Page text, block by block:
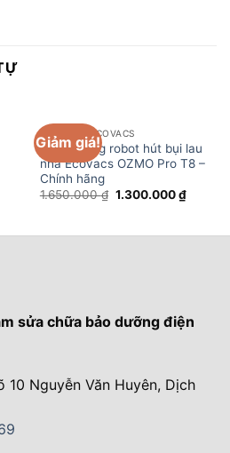
Giảm giá!
PHỤ KIỆN ECOVACS
Đế lau rung robot hút bụi lau
nhà Ecovacs OZMO Pro T8 –
Chính hãng
1.650.000₫ Giá
1.300.000₫Giá
hiện
sửa chữa bảo dưỡng điện
Nguyễn Văn Huyên, Dịch